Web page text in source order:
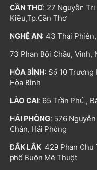
CẦN THƠ: 27 Nguyễn Tri
Kiều,Tp.Cần Thơ
NGHỆ AN: 43 Thái
73 Phan Bội Châu, Vinh,
HÒA BÌNH: Số 10
Hòa Bình
LÀO CAI: 65 Trần Phú ,
HẢI PHÒNG: 576
Chân, Hải Phòng
ĐẮK LẮK: 429 Phan Chu
phố Buôn Mê Thuột